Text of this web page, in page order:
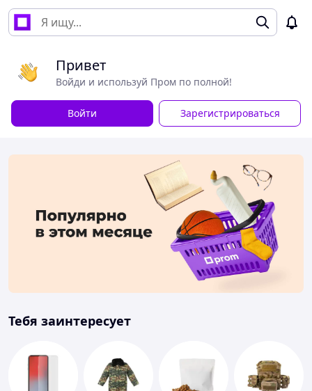
Привет
Войди и используй Пром по полной!
Войти Зарегистрироваться
Тебя заинтересует